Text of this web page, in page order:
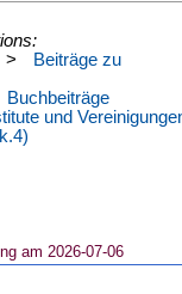
>
Beiträge zu
Buchbeiträge
und
am 2026-07-06